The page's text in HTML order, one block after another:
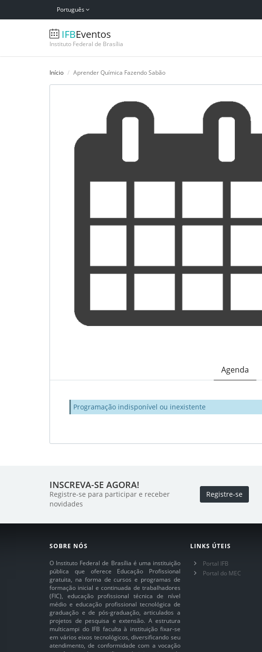
Português
IFBEventos
Instituto Federal de Brasília
Início Aprender Química Fazendo Sabão
Agenda
Programação indisponível ou inexistente
INSCREVA-SE AGORA!
Registre-se para participar e receber
novidades
Registre-se
SOBRE NÓS
O Instituto Federal de Brasília é uma instituição
pública que oferece Educação Profissional
gratuita, na forma de cursos e programas de
formação inicial e continuada de trabalhadores
(FIC), educação profissional técnica de nível
médio e educação profissional tecnológica de
graduação e de pós-graduação, articulados a
projetos de pesquisa e extensão. A estrutura
multicampi do IFB faculta à instituição fixar-se
em vários eixos tecnológicos, diversificando seu
atendimento, de conformidade com a vocação
LINKS ÚTEIS
Portal IFB
Portal do MEC